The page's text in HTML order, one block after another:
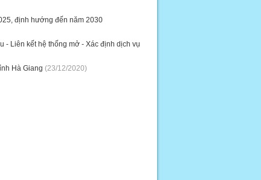
định hướng đến năm 2030
- Liên kết hệ thống mở - Xác định dịch vụ
Hà Giang (23/12/2020)